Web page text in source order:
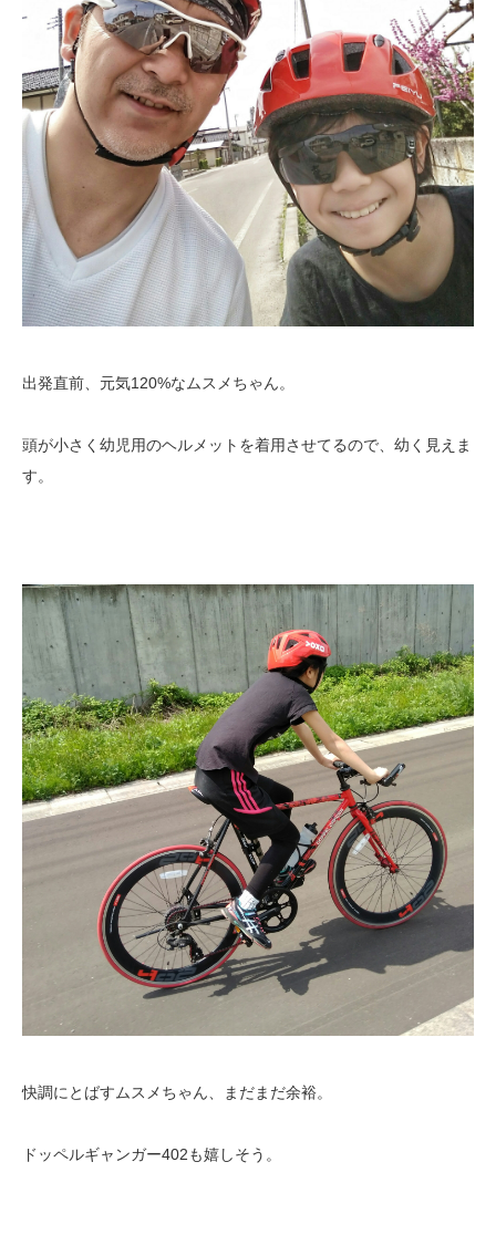
出発直前、元気120%なムスメちゃん。
頭が小さく幼児用のヘルメットを着用させてるので、幼く見えま
す。
快調にとばすムスメちゃん、まだまだ余裕。
ドッペルギャンガー402も嬉しそう。